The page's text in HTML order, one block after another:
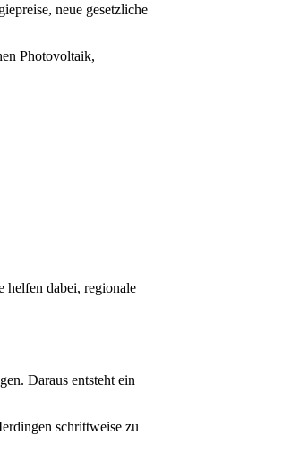
neue gesetzliche
Photovoltaik,
helfen dabei, regionale
Daraus entsteht ein
schrittweise zu